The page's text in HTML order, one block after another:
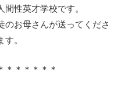
性英才学校です。
お母さんが送ってくださ
。
＊＊＊＊＊＊